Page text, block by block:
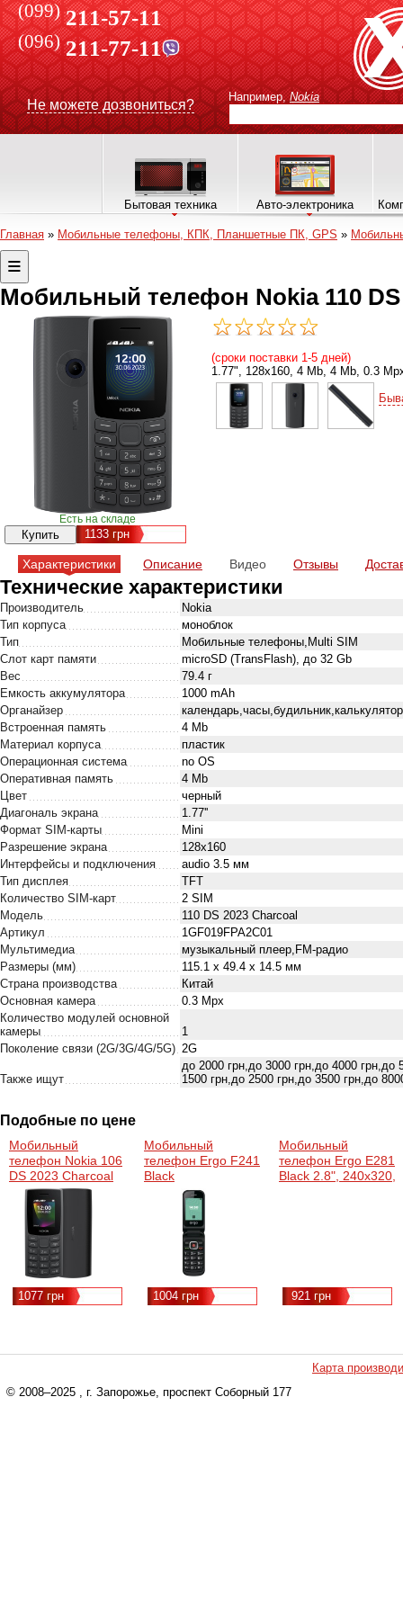
(099) 211-57-11
(096)211-77-11
Не можете дозвониться?
Например, Nokia
Бытовая техника Авто-электроника
Главная » Мобильные телефоны, КПК, Планшетные ПК, GPS »
Мобильный телефон Nokia 110 DS
Есть на складе
1133грн
(сроки поставки 1-5 дней)
1.77", 128x160, 4 Mb, 4 Mb, 0.3
Характеристики Описание Видео Отзывы
Технические характеристики
Производитель
Nokia
Тип корпуса
моноблок
Тип
Мобильные телефоны,Multi SIM
Слот карт памяти
microSD (TransFlash), до 32 Gb
Вес
79.4 г
Емкость аккумулятора
1000 mAh
Органайзер
Встроенная память
4 Mb
Материал корпуса
пластик
Операционная система
no OS
Оперативная память
4 Mb
Цвет
черный
Диагональ экрана
1.77''
Формат SIM-карты
Mini
Разрешение экрана
128x160
Интерфейсы и подключения
audio 3.5 мм
Тип дисплея
TFT
Количество SIM-карт
2 SIM
Модель
110 DS 2023 Charcoal
Артикул
1GF019FPA2C01
Мультимедиа
музыкальный плеер,FM-радио
Размеры (мм)
115.1 х 49.4 х 14.5 мм
Страна производства
Китай
Основная камера
0.3 Mpx
Количество модулей основной
камеры
1
Поколение связи (2G/3G/4G/5G) 2G
Также ищут
до 2000 грн,до 3000 грн,до 4000
1500 грн,до 2500 грн,до 3500 грн,до
Подобные по цене
Мобильный
телефон Nokia 106
DS 2023 Charcoal
(1GF019BPA2C01)
1077 грн
Мобильный
телефон Ergo F241
Black
1004 грн
Мобильный
телефон Ergo E281
Black 2.8", 240x320,
921 грн
Карта
© 2008–2025 , г. Запорожье, проспект Соборный 177